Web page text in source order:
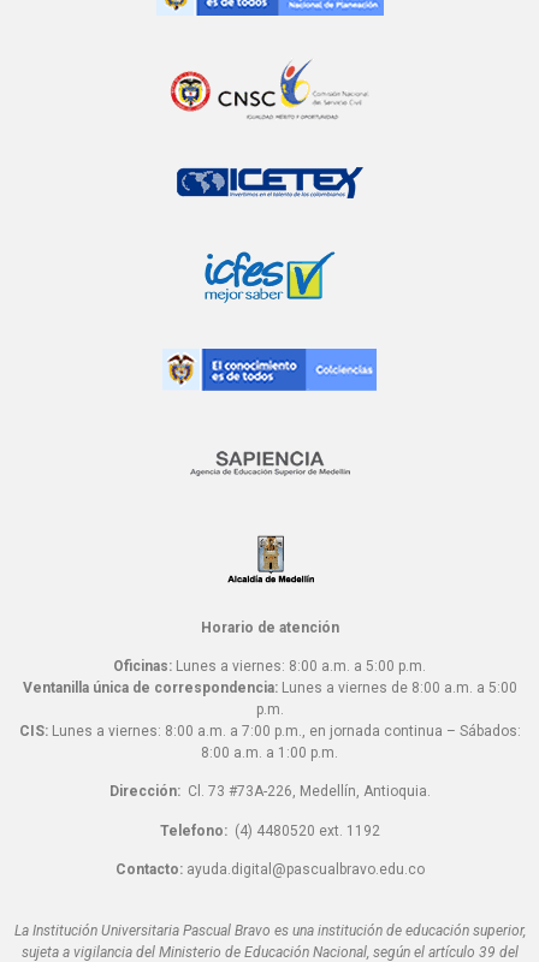
Horario de atención
Oficinas: Lunes a viernes: 8:00 a.m. a 5:00 p.m.
Ventanilla única de correspondencia:Lunes a viernes de 8:00 a.m. a 5:00
p.m.
CIS:Lunes a viernes: 8:00 a.m. a 7:00 p.m., en jornada continua – Sábados:
8:00 a.m. a 1:00 p.m.
Dirección: Cl. 73 #73A-226, Medellín, Antioquia.
Telefono:(4) 4480520 ext. 1192
Contacto:ayuda.digital@pascualbravo.edu.co
La Institución Universitaria Pascual Bravo es una institución de educación superior,
sujeta a vigilancia del Ministerio de Educación Nacional, según el artículo 39 del